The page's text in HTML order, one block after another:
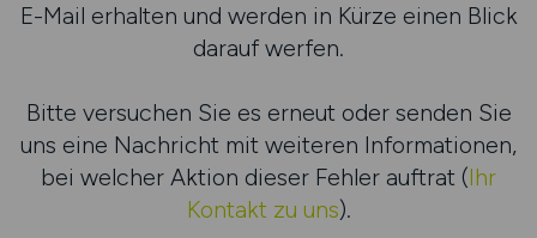
E-Mail erhalten und werden in Kürze einen Blick
darauf werfen.
Bitte versuchen Sie es erneut oder senden Sie
uns eine Nachricht mit weiteren Informationen,
bei welcher Aktion dieser Fehler auftrat (Ihr
Kontakt zu uns).